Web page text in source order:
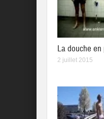
La douche en
2 juillet 2015